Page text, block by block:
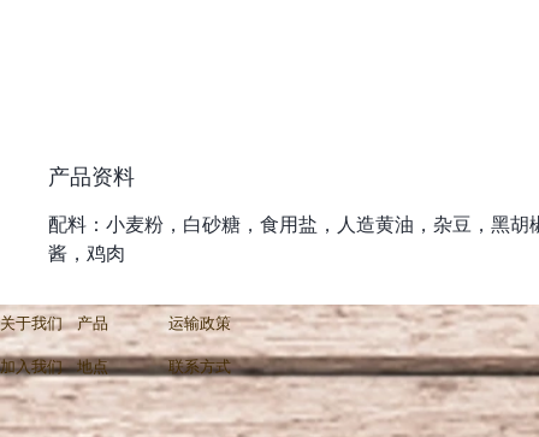
产品资料
配料：小麦粉，白砂糖，食用盐，人造黄油，杂豆，黑胡
酱，鸡肉
关于我们
加入我们
产品
地点
运输政策
联系方式